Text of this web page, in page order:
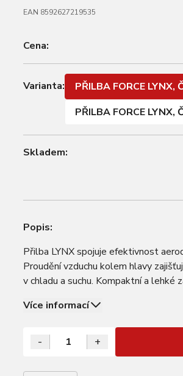
EAN 8592627219535
Cena:
Varianta:
PŘILBA FORCE LYNX,
PŘILBA FORCE LYNX,
Skladem:
Popis:
Přilba LYNX spojuje efektivnost
Proudění vzduchu kolem hlavy
v chladu a suchu. Kompaktní a lehké
Více informací
- +